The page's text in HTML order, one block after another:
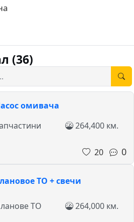
(36)
омивача
264,400 км.
20 0
ТО + свечи
ТО 264,000 км.